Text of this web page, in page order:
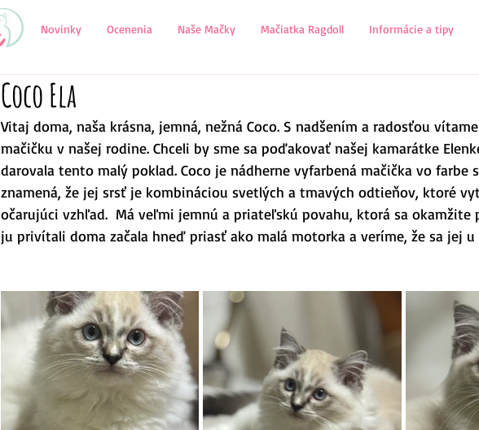
Novinky Ocenenia Naše Mačky Mačiatka Ragdoll Informácie a tipy
Coco Ela
Vitaj doma, naša krásna, jemná, nežná Coco. S nadšením a radosťou
mačičku v našej rodine. Chceli by sme sa poďakovať našej kamarátke
darovala tento malý poklad. Coco je nádherne vyfarbená mačička vo farbe
znamená, že jej srsť je kombináciou svetlých a tmavých odtieňov, ktoré
očarujúci vzhľad.  Má veľmi jemnú a priateľskú povahu, ktorá sa okamžite
ju privítali doma začala hneď priasť ako malá motorka a veríme, že sa jej u